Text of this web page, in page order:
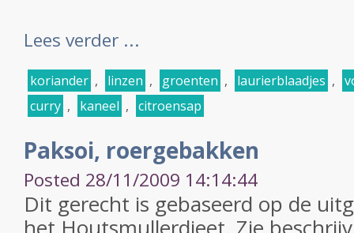
Lees verder ...
koriander , linzen , groenten , laurierblaadjes ,
curry , kaneel , citroensap
Paksoi, roergebakken
Posted 28/11/2009 14:14:44
Dit gerecht is gebaseerd op de